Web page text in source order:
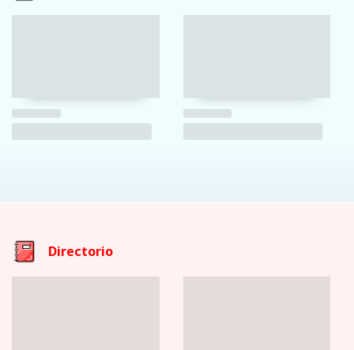
Directorio